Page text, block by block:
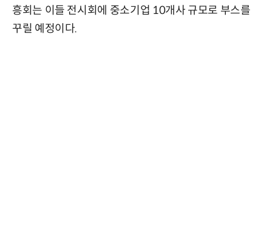
흥회는 이들 전시회에 중소기업 10개사 규모로 부스를
꾸릴 예정이다.